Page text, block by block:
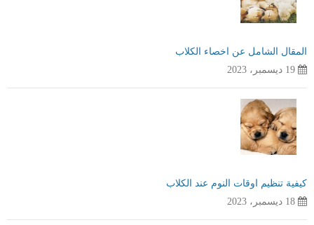
المقال الشامل عن اخصاء الكلاب
19 ديسمبر، 2023
كيفية تنظيم اوقات النوم عند الكلاب
18 ديسمبر، 2023